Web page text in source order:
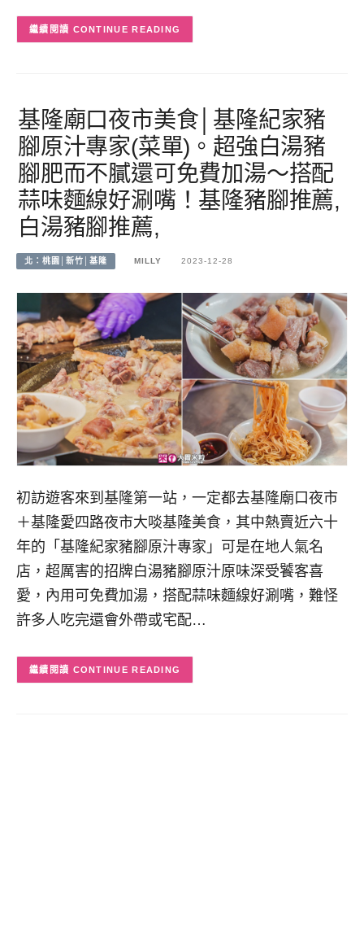
CONTINUE READING
基隆廟口夜市美食│基隆紀家豬
腳原汁專家(菜單)。超強白湯豬
腳肥而不膩還可免費加湯～搭配
蒜味麵線好涮嘴！基隆豬腳推薦,
白湯豬腳推薦,
北：桃園│新竹│基隆 MILLY 2023-12-28
初訪遊客來到基隆第一站，一定都去基隆廟口夜市
＋基隆愛四路夜市大啖基隆美食，其中熱賣近六十
年的「基隆紀家豬腳原汁專家」可是在地人氣名
店，超厲害的招牌白湯豬腳原汁原味深受饕客喜
愛，內用可免費加湯，搭配蒜味麵線好涮嘴，難怪
許多人吃完還會外帶或宅配…
CONTINUE READING